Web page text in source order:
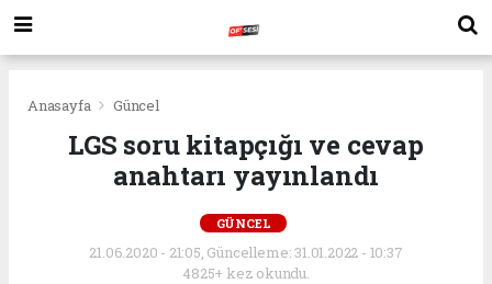
Anasayfa Güncel
LGS soru kitapçığı ve cevap
anahtarı yayınlandı
GÜNCEL
21.06.2020 - 21:05, Güncelleme: 31.01.2022 - 10:37
4825+ kez okundu.